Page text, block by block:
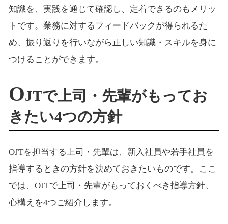
知識を、実践を通じて確認し、定着できるのもメリッ
トです。業務に対するフィードバックが得られるた
め、振り返りを行いながら正しい知識・スキルを身に
つけることができます。
OJTで上司・先輩がもってお
きたい4つの方針
OJTを担当する上司・先輩は、新入社員や若手社員を
指導するときの方針を決めておきたいものです。ここ
では、OJTで上司・先輩がもっておくべき指導方針、
心構えを4つご紹介します。